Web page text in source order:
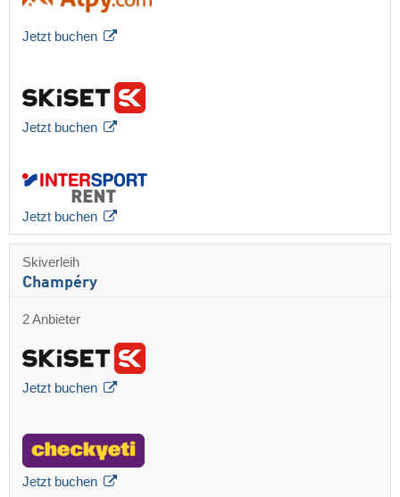
Jetzt buchen
Jetzt buchen
Jetzt buchen
Skiverleih
Champéry
2 Anbieter
Jetzt buchen
Jetzt buchen